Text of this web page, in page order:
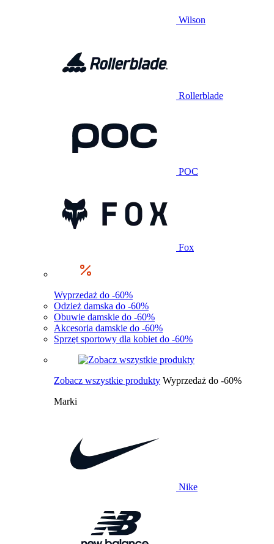
Wilson
Rollerblade
POC
Fox
Wyprzedaż do -60%
Odzież damska do -60%
Obuwie damskie do -60%
Akcesoria damskie do -60%
Sprzęt sportowy dla kobiet do -60%
Zobacz wszystkie produkty Wyprzedaż do -60%
Marki
Nike